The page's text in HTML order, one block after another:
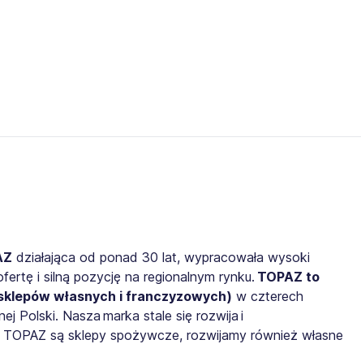
działająca od ponad 30 lat, wypracowała wysoki
i silną pozycję na regionalnym rynku. TOPAZ to
własnych i franczyzowych) w czterech
Polski. Nasza marka stale się rozwija i
są sklepy spożywcze, rozwijamy również własne